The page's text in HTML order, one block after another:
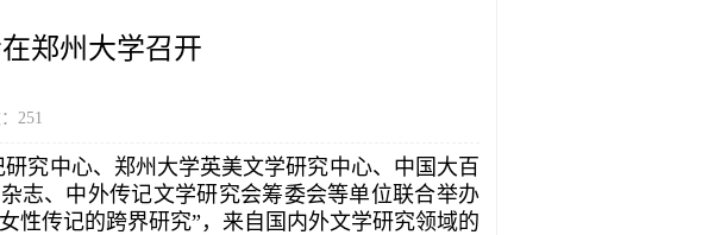
郑州大学召开
251
究中心、郑州大学英美文学研究中心、中国大百
志、中外传记文学研究会筹委会等单位联合举办
性传记的跨界研究”，来自国内外文学研究领域的